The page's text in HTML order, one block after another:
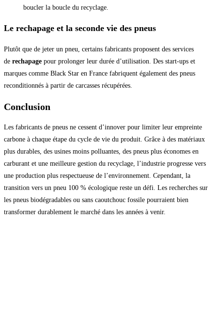
boucler la boucle du recyclage.
Le rechapage et la seconde vie des pneus
Plutôt que de jeter un pneu, certains fabricants proposent des services
de rechapage pour prolonger leur durée d’utilisation. Des start-ups et
marques comme Black Star en France fabriquent également des pneus
reconditionnés à partir de carcasses récupérées.
Conclusion
Les fabricants de pneus ne cessent d’innover pour limiter leur empreinte
carbone à chaque étape du cycle de vie du produit. Grâce à des matériaux
plus durables, des usines moins polluantes, des pneus plus économes en
carburant et une meilleure gestion du recyclage, l’industrie progresse vers
une production plus respectueuse de l’environnement. Cependant, la
transition vers un pneu 100 % écologique reste un défi. Les recherches sur
les pneus biodégradables ou sans caoutchouc fossile pourraient bien
transformer durablement le marché dans les années à venir.